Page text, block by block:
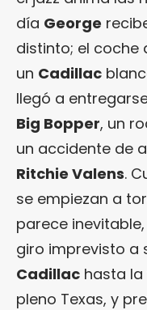
día George
distinto; el coche
un Cadillac
llegó a
Big Bopper, un
un accidente de
Ritchie Valens.
se empiezan a
parece inevitable,
giro imprevisto a
Cadillac hasta
pleno Texas, y